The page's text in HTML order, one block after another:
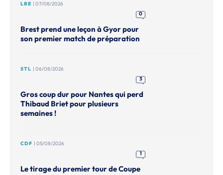
LBE | 07/08/2026
0
Brest prend une leçon à Gyor pour
son premier match de préparation
STL | 06/08/2026
3
Gros coup dur pour Nantes qui perd
Thibaud Briet pour plusieurs
semaines !
CDF | 05/08/2026
1
Le tirage du premier tour de Coupe